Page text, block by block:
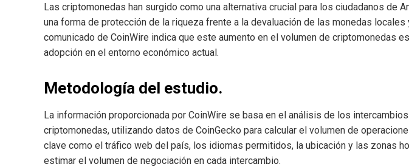
Las criptomonedas han surgido como una alternativa crucial para los ciudadanos de
una forma de protección de la riqueza frente a la devaluación de las monedas locales
comunicado de CoinWire indica que este aumento en el volumen de criptomonedas
adopción en el entorno económico actual.
Metodología del estudio.
La información proporcionada por CoinWire se basa en el análisis de los
criptomonedas, utilizando datos de CoinGecko para calcular el volumen de
clave como el tráfico web del país, los idiomas permitidos, la ubicación y las zonas
estimar el volumen de negociación en cada intercambio.